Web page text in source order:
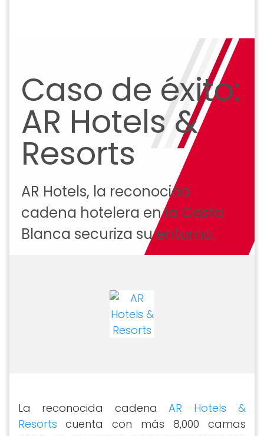
Caso de éxito:
AR Hotels &
Resorts
AR Hotels, la reconocida
cadena hotelera en la Costa
Blanca securiza su entorno.
La reconocida cadena AR Hotels &
Resorts cuenta con más 8,000 camas